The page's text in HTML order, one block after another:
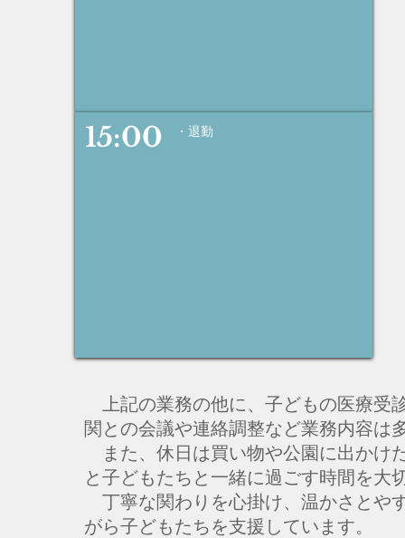
15:00 ・退勤
上記の業務の他に、子どもの医療受
関との会議や連絡調整など業務内容は
また、休日は買い物や公園に出かけ
と子どもたちと一緒に過ごす時間を大
丁寧な関わりを心掛け、温かさとや
がら子どもたちを支援しています。